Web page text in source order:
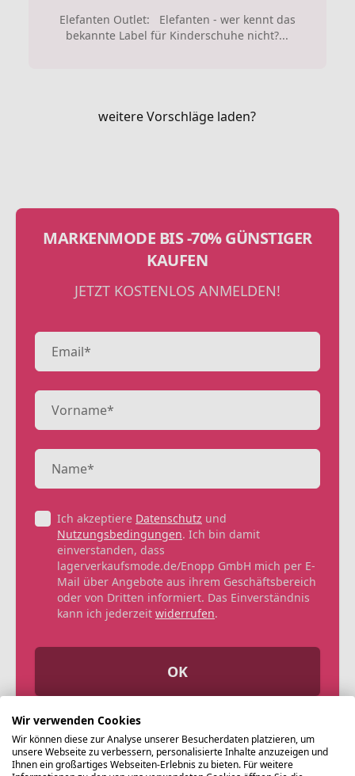
Elefanten Outlet: Elefanten - wer kennt das
bekannte Label für Kinderschuhe nicht?...
weitere Vorschläge laden?
MARKENMODE BIS -70% GÜNSTIGER
KAUFEN
JETZT KOSTENLOS ANMELDEN!
Ich akzeptiere Datenschutz und
Nutzungsbedingungen. Ich bin damit
einverstanden, dass
lagerverkaufsmode.de/Enopp GmbH mich per E-
Mail über Angebote aus ihrem Geschäftsbereich
oder von Dritten informiert. Das Einverständnis
kann ich jederzeit widerrufen.
OK
Wir verwenden Cookies
Wir können diese zur Analyse unserer Besucherdaten platzieren, um
unsere Webseite zu verbessern, personalisierte Inhalte anzuzeigen und
Ihnen ein großartiges Webseiten-Erlebnis zu bieten. Für weitere